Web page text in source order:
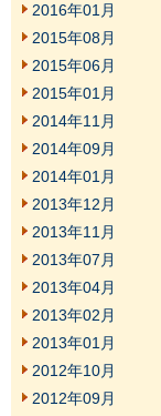
2016年01月
2015年08月
2015年06月
2015年01月
2014年11月
2014年09月
2014年01月
2013年12月
2013年11月
2013年07月
2013年04月
2013年02月
2013年01月
2012年10月
2012年09月